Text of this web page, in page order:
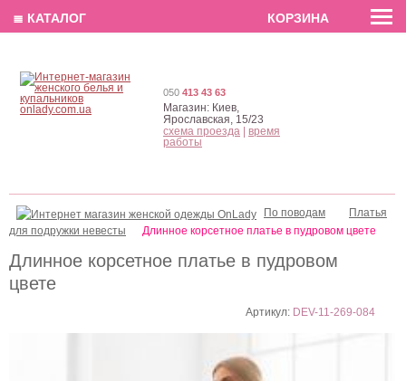
EN РУС
Длинное корсетное платье в пудровом
цвете
Артикул: DEV-11-269-084
По поводам
Платья
для подружки невесты
Длинное корсетное платье в пудровом цвете
050 413 43 63
Магазин: Киев,
Ярославская, 15/23
схема проезда
время
работы
≣ КАТАЛОГ КОРЗИНА